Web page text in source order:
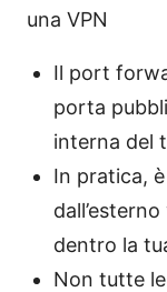
una VPN
Il port
porta
interna del
In pratica,
dentro la
Non tutte